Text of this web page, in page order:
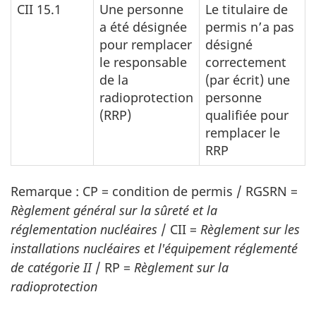
CII 15.1
Une personne
a été désignée
pour remplacer
le responsable
de la
radioprotection
(RRP)
Le titulaire de
permis n’a pas
désigné
correctement
(par écrit) une
personne
qualifiée pour
remplacer le
RRP
Remarque : CP = condition de permis / RGSRN =
Règlement général sur la sûreté et la
réglementation nucléaires / CII = Règlement sur les
installations nucléaires et l'équipement réglementé
de catégorie II / RP = Règlement sur la
radioprotection